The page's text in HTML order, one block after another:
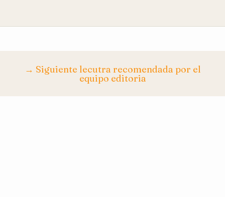
→ Siguiente lecutra recomendada por el
equipo editoria